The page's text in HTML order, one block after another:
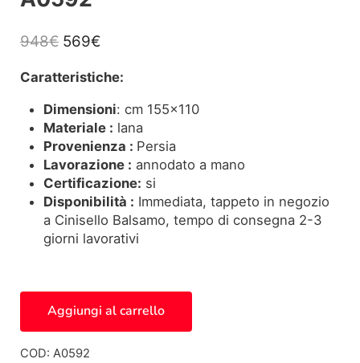
948€ Il prezzo originale era: 948€.
569€Il prezzo attuale è: 569€.
Caratteristiche:
Dimensioni: cm 155×110
Materiale : lana
Provenienza : Persia
Lavorazione : annodato a mano
Certificazione: si
Disponibilità : Immediata, tappeto in negozio
a Cinisello Balsamo, tempo di consegna 2-3
giorni lavorativi
Aggiungi al carrello
COD: A0592